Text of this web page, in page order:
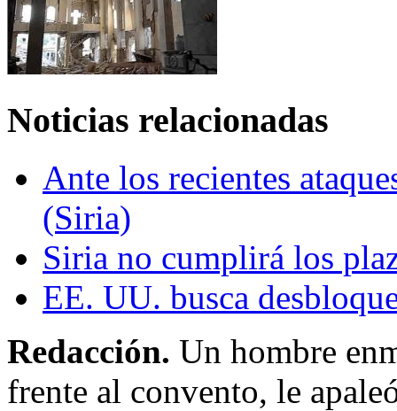
Noticias relacionadas
Ante los recientes
(Siria)
Siria no cumplirá los
EE. UU. busca
Redacción. Un hombre
frente al convento, le